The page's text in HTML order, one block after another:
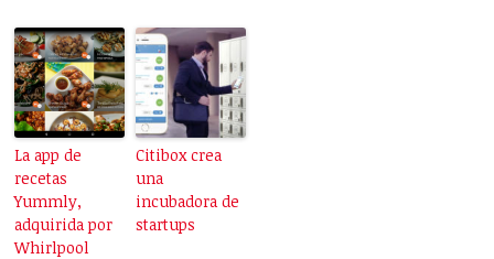
La app de
recetas
Yummly,
adquirida por
Whirlpool
Citibox crea
una
incubadora de
startups